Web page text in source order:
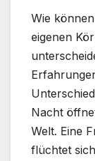
Wie
eigenen
Nacht
Welt. Eine
flüchtet